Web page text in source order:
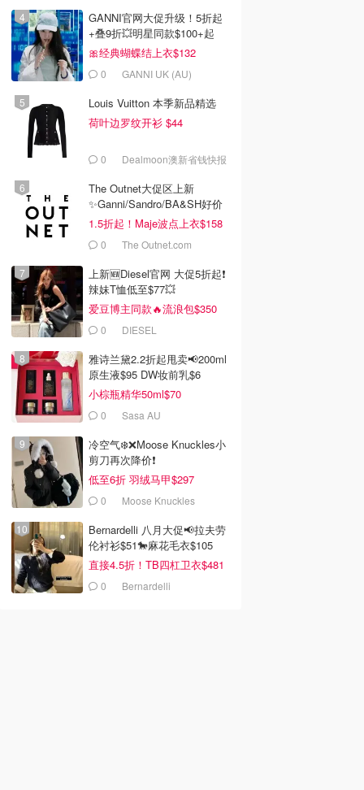
GANNI官网大促升级！5折起
+叠9折💥明星同款$100+起
🎀经典蝴蝶结上衣$132
0 GANNI UK (AU)
Louis Vuitton 本季新品精选
荷叶边罗纹开衫 $44
0 Dealmoon澳新省钱快报
The Outnet大促区上新
✨Ganni/Sandro/BA&SH好价
1.5折起！Maje波点上衣$158
0 The Outnet.com
上新🆕Diesel官网 大促5折起❗️
辣妹T恤低至$77💥
爱豆博主同款🔥流浪包$350
0 DIESEL
雅诗兰黛2.2折起甩卖📢200ml
原生液$95 DW妆前乳$6
小棕瓶精华50ml$70
0 Sasa AU
冷空气❄️❌️Moose Knuckles小
剪刀再次降价❗️
低至6折 羽绒马甲$297
0 Moose Knuckles
Bernardelli 八月大促📢拉夫劳
伦衬衫$51🐎麻花毛衣$105
直接4.5折！TB四杠卫衣$481
0 Bernardelli